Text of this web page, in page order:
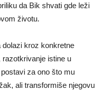
da Bik shvati gde leži
životu.
dolazi kroz konkretne
istine u
za ono što mu
ali transformiše njegovu